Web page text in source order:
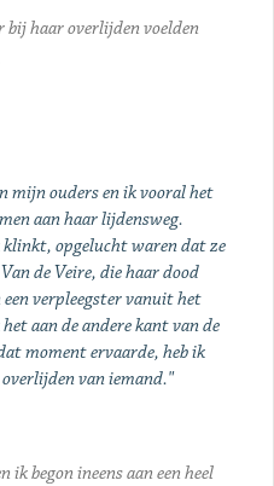
haar overlijden voelden
mijn ouders en ik vooral het
aan haar lijdensweg.
klinkt, opgelucht waren dat ze
de Veire, die haar dood
verpleegster vanuit het
aan de andere kant van de
moment ervaarde, heb ik
van iemand."
begon ineens aan een heel